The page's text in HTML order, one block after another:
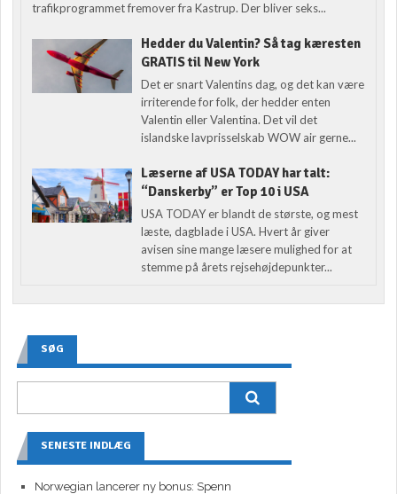
trafikprogrammet fremover fra Kastrup. Der bliver seks...
Hedder du Valentin? Så tag kæresten
GRATIS til New York
Det er snart Valentins dag, og det kan være
irriterende for folk, der hedder enten
Valentin eller Valentina. Det vil det
islandske lavprisselskab WOW air gerne...
Læserne af USA TODAY har talt:
“Danskerby” er Top 10 i USA
USA TODAY er blandt de største, og mest
læste, dagblade i USA. Hvert år giver
avisen sine mange læsere mulighed for at
stemme på årets rejsehøjdepunkter...
SØG
SENESTE INDLÆG
Norwegian lancerer ny bonus: Spenn